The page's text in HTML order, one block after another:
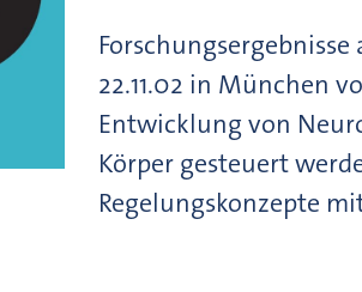
22.11.02 in München
Entwicklung von
Körper gesteuert
Regelungskonzepte